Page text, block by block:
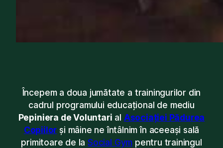
Începem a doua jumătate a trainingurilor din
cadrul programului educațional de mediu
Pepiniera de Voluntari al Asociației Pădurea
Copiilor și mâine ne întâlnim în aceeași sală
primitoare de laSocial Gym pentru trainingul